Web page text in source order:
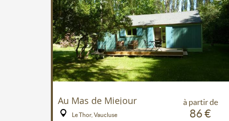
à partir de
86 €
Au Mas de Miejour
Le Thor, Vaucluse